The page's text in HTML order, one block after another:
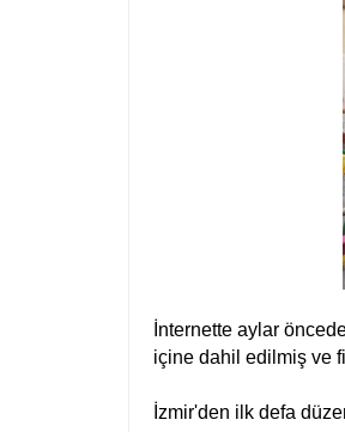
İnternette aylar
içine dahil edilmiş ve
İzmir'den ilk defa